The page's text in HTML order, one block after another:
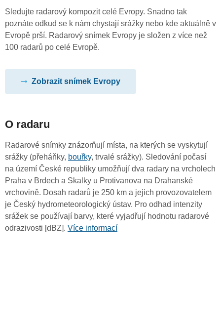
Sledujte radarový kompozit celé Evropy. Snadno tak
poznáte odkud se k nám chystají srážky nebo kde aktuálně v
Evropě prší. Radarový snímek Evropy je složen z více než
100 radarů po celé Evropě.
Zobrazit snímek Evropy
O radaru
Radarové snímky znázorňují místa, na kterých se vyskytují
srážky (přeháňky, bouřky, trvalé srážky). Sledování počasí
na území České republiky umožňují dva radary na vrcholech
Praha v Brdech a Skalky u Protivanova na Drahanské
vrchovině. Dosah radarů je 250 km a jejich provozovatelem
je Český hydrometeorologický ústav. Pro odhad intenzity
srážek se používají barvy, které vyjadřují hodnotu radarové
odrazivosti [dBZ]. Více informací